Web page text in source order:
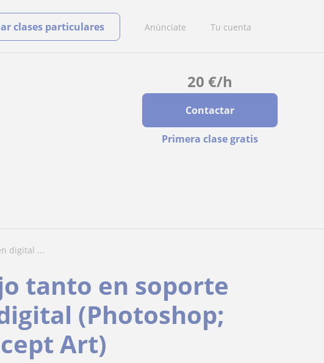
Anúnciate Tu cuenta
clases particulares
20 €/h
Contactar
Primera clase gratis
digital ...
tanto en soporte
(Photoshop;
Art)